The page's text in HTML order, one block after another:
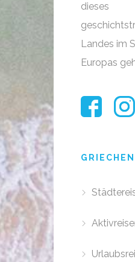
dieses
Landes im
Europas